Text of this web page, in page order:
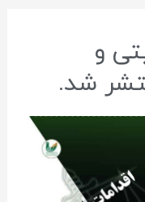
و
شد.